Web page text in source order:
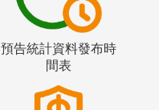
預告統計資料發布時
間表